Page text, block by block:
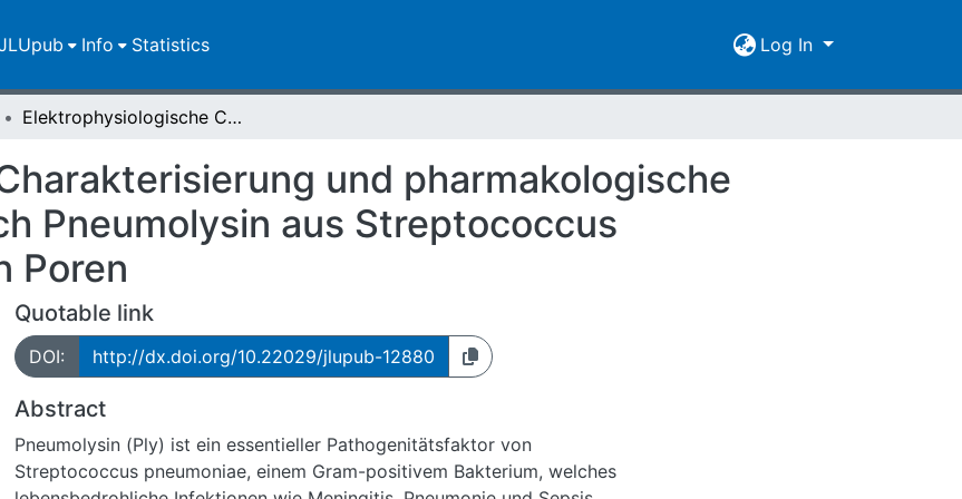
Info Statistics Log In
Elektrophysiologische Charakterisierung und pharmakologische Beeinflussung von durch Pneumolysin aus Streptococcus pneumoniae gebildeten Poren
und pharmakologische
Pneumolysin aus Streptococcus
Poren
Quotable link
DOI: http://dx.doi.org/10.22029/jlupub-12880
Abstract
Pneumolysin (Ply) ist ein essentieller Pathogenitätsfaktor von
Streptococcus pneumoniae, einem Gram-positivem Bakterium, welches